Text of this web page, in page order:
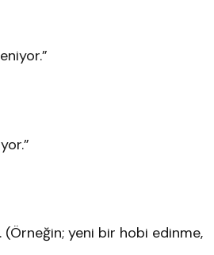
(Örneğin; yeni bir hobi edinme,